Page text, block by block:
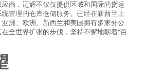
商，迈辉不仅仅提供区域和国际的货运
管理的仓库仓储服务。已经在新西兰上
洲、欧洲、新西兰和美国拥有多家分公
全世界扩张的步伐，坚持不懈地朝着“百